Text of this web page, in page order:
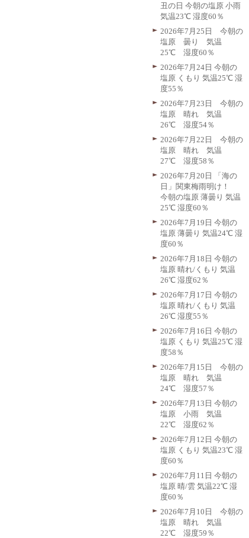
丑の日 今朝の塩原 小雨
気温23℃ 湿度60％
2026年7月25日 今朝の
塩原 曇り 気温
25℃ 湿度60％
2026年7月24日 今朝の
塩原 くもり 気温25℃ 湿
度55％
2026年7月23日 今朝の
塩原 晴れ 気温
26℃ 湿度54％
2026年7月22日 今朝の
塩原 晴れ 気温
27℃ 湿度58％
2026年7月20日 「海の
日」関東梅雨明け！
今朝の塩原 薄曇り 気温
25℃ 湿度60％
2026年7月19日 今朝の
塩原 薄曇り 気温24℃ 湿
度60％
2026年7月18日 今朝の
塩原 晴れ/くもり 気温
26℃ 湿度62％
2026年7月17日 今朝の
塩原 晴れ/くもり 気温
26℃ 湿度55％
2026年7月16日 今朝の
塩原 くもり 気温25℃ 湿
度58％
2026年7月15日 今朝の
塩原 晴れ 気温
24℃ 湿度57％
2026年7月13日 今朝の
塩原 小雨 気温
22℃ 湿度62％
2026年7月12日 今朝の
塩原 くもり 気温23℃ 湿
度60％
2026年7月11日 今朝の
塩原 晴/雲 気温22℃ 湿
度60％
2026年7月10日 今朝の
塩原 晴れ 気温
22℃ 湿度59％